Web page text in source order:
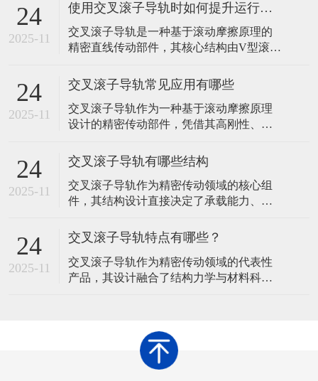
24
2025-11
使用交叉滚子导轨时如何提升运行稳定性？
​交叉滚子导轨是一种基于滚动摩擦原理的
精密直线传动部件，其核心结构由V型滚道
组成。那么，在使用交叉滚子导轨时，提
升运行稳定性需从安装精度、润滑维护、
环境控制、负载管理、定期检查及操作规
范等多方面综合优化。以下是具体措施及
度问题
24
2025-11
交叉滚子导轨常见应用有哪些
交叉滚子导轨作为一种基于滚动摩擦原理
设计的精密传动部件，凭借其高刚性、低
展现出广泛的应用价值。其核心结构由V型
滚道导轨、圆柱滚子及保持架组成，通过
滚子在滚道内的交错排列实现直线运动，
这种设计使其能够同时承受垂直、水平及
撑组件
24
2025-11
交叉滚子导轨有哪些结构
交叉滚子导轨作为精密传动领域的核心组
件，其结构设计直接决定了承载能力、运
列、滚道形状及辅助结构，不同类型的交
叉滚子导轨形成了各自的技术特点，以适
应多样化的工业需求。以下从基础结构到
衍生设计，系统梳理交叉滚子导轨的常见
24
2025-11
交叉滚子导轨特点有哪些？
交叉滚子导轨作为精密传动领域的代表性
产品，其设计融合了结构力学与材料科学
精度、摩擦特性及环境适应性等方面展现
出显著优势，成为工业自动化、精密加工
及高端装备制造中的核心传动元件。 交叉